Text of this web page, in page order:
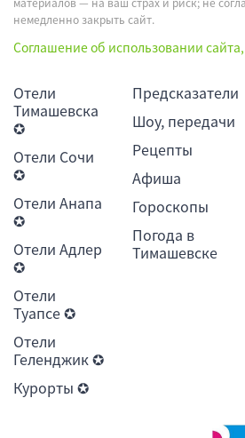
немедленно закрыть сайт.
Соглашение об использовании
Отели
Тимашевска
✪
Отели Сочи
✪
Отели Анапа
✪
Отели Адлер
✪
Отели
Туапсе ✪
Отели
Геленджик ✪
Курорты ✪
Предсказатели
Шоу, передачи
Рецепты
Афиша
Гороскопы
Погода в
Тимашевске